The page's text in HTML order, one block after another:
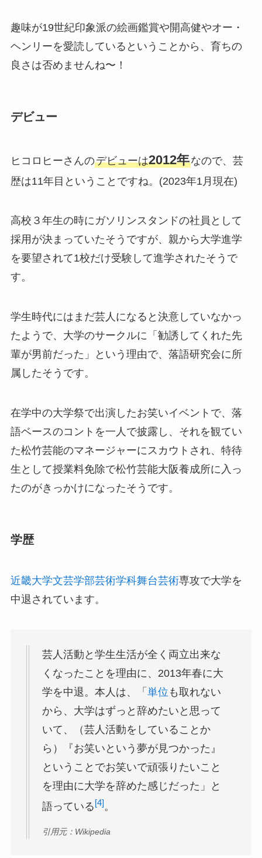
趣味が19世紀印象派の絵画鑑賞や開高健やオー・
ヘンリーを愛読しているということから、育ちの
良さは否めませんね〜！
デビュー
ヒコロヒーさんのデビューは2012年なので、芸
歴は11年目ということですね。(2023年1月現在)
高校３年生の時にガソリンスタンドの社員として
採用が決まっていたそうですが、親から大学進学
を要望されて1校だけ受験して進学されたそうで
す。
学生時代にはまだ芸人になると決意していなかっ
たようで、大学のサークルに「勧誘してくれた先
輩が男前だった」という理由で、落語研究会に所
属したそうです。
在学中の大学祭で出演したお笑いイベントで、落
語ベースのコントを一人で披露し、それを観てい
た松竹芸能のマネージャーにスカウトされ、特待
生として授業料免除で松竹芸能大阪養成所に入っ
たのがきっかけになったそうです。
学歴
近畿大学文芸学部芸術学科舞台芸術専攻で大学を
中退されています。
芸人活動と学生生活が全く両立出来な
くなったことを理由に、2013年春に大
学を中退。本人は、「 単位 も取れない
から、大学はずっと辞めたいと思って
いて、（芸人活動をしていることか
ら）『お笑いという夢が見つかった』
ということでお笑いで頑張りたいこと
を理由に大学を辞めた感じだった」と
語っている[4]。
引用元：Wikipedia